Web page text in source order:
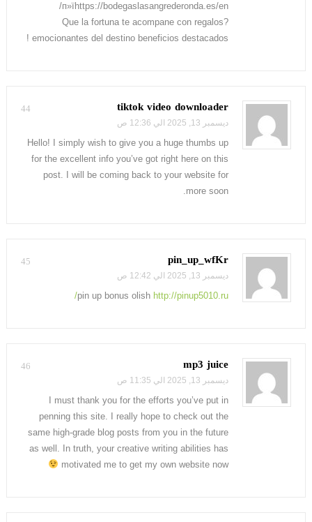
п»їhttps://bodegaslasangrederonda.es/en/
?Que la fortuna te acompane con regalos
emocionantes del destino beneficios destacados !
44 tiktok video downloader
ديسمبر 13, 2025 الي 12:36 ص
Hello! I simply wish to give you a huge thumbs up
for the excellent info you’ve got right here on this
post. I will be coming back to your website for
more soon.
45 pin_up_wfKr
ديسمبر 13, 2025 الي 12:42 ص
pin up bonus olish http://pinup5010.ru/
46 mp3 juice
ديسمبر 13, 2025 الي 11:35 ص
I must thank you for the efforts you’ve put in
penning this site. I really hope to check out the
same high-grade blog posts from you in the future
as well. In truth, your creative writing abilities has
motivated me to get my own website now